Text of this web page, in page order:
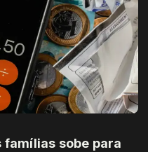
famílias sobe para